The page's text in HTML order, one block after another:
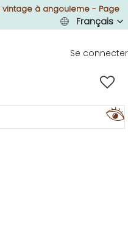
à angouleme - Page
Français
Se connecter